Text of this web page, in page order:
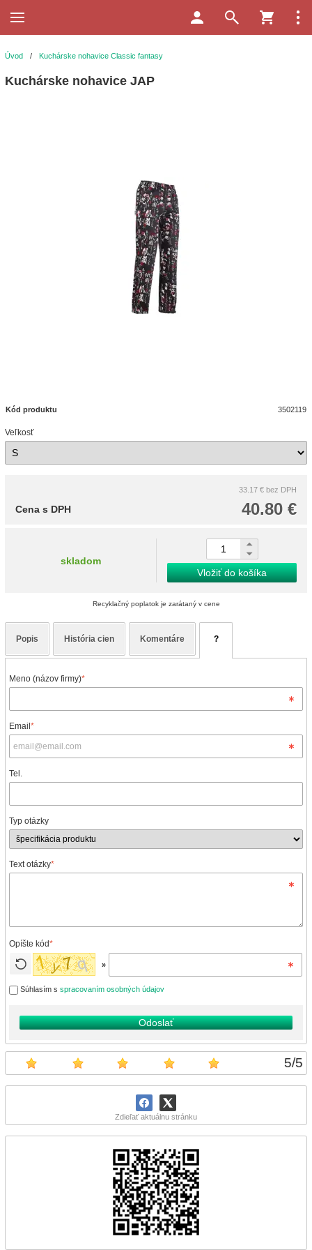
5/5
Zdieľať aktuálnu stránku
Úvod / Kuchárske nohavice Classic fantasy
Kuchárske nohavice JAP
Kód produktu 3502119
Veľkosť
33.17 € bez DPH
40.80 €
Cena s DPH
skladom
Vložiť do košíka
Recyklačný poplatok je zarátaný v cene
Popis História cien Komentáre ?
Meno (názov firmy)*
Email *
Tel.
Typ otázky
Text otázky*
Opíšte kód*
»
Súhlasím s spracovaním osobných údajov
Odoslať